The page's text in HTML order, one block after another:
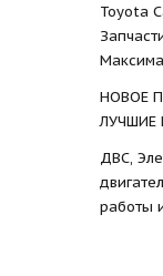
Toyota
НОВОЕ
ЛУЧШИЕ
ДВС,
работы